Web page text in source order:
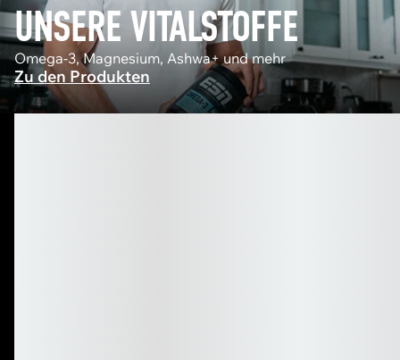
UNSERE VITALSTOFFE
Omega-3, Magnesium, Ashwa+ und mehr
Zu den Produkten